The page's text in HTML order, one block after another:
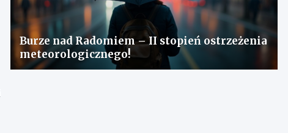
Burze nad Radomiem – II stopień ostrzeżenia
meteorologicznego!